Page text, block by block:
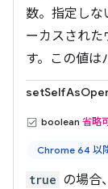
数。指定しな
ーカスされた
す。この値は
boolean 省略
Chrome 64 以
true の場合